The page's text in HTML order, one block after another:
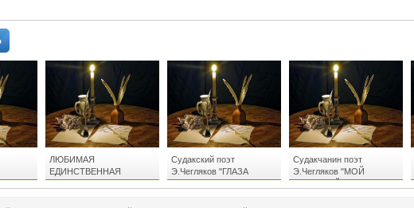
ЛЮБИМАЯ
ЕДИНСТВЕННАЯ
Судакский поэт
Э.Чегляков "ГЛАЗА
ЗЕРКАЛО ДУШИ"
Судакчанин поэт
Э.Чегляков "МОЙ
ЛЮБИМЫЙ"